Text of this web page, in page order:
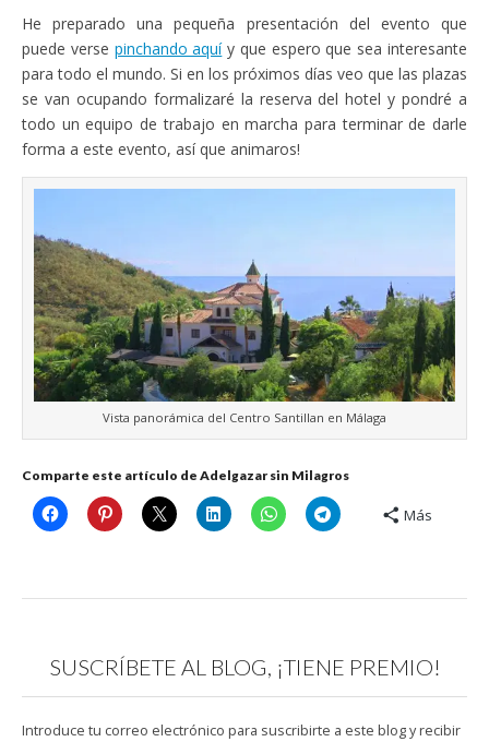
He preparado una pequeña presentación del evento que
puede verse pinchando aquíy que espero que sea interesante
para todo el mundo. Si en los próximos días veo que las plazas
se van ocupando formalizaré la reserva del hotel y pondré a
todo un equipo de trabajo en marcha para terminar de darle
forma a este evento, así que animaros!
Vista panorámica del Centro Santillan en Málaga
Comparte este artículo de Adelgazar sin Milagros
Más
SUSCRÍBETE AL BLOG, ¡TIENE PREMIO!
Introduce tu correo electrónico para suscribirte a este blog y recibir